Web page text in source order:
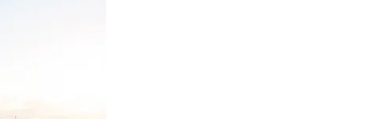
je za pomocą gestów dotykowych lub przesuwania.